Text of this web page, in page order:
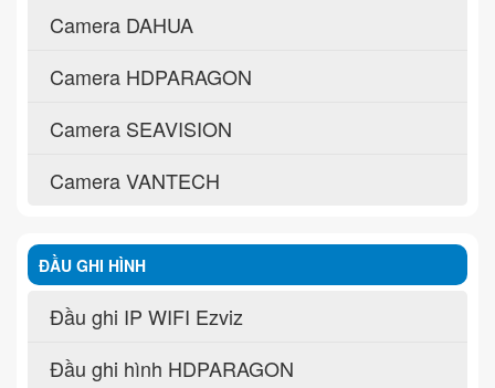
Camera DAHUA
Camera HDPARAGON
Camera SEAVISION
Camera VANTECH
ĐẦU GHI HÌNH
Đầu ghi IP WIFI Ezviz
Đầu ghi hình HDPARAGON